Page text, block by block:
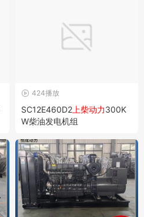
424播放
SC12E460D2 上柴动力300K
W柴油发电机组